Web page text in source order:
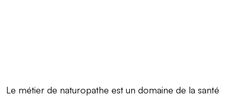
Le métier de naturopathe est un domaine de la santé